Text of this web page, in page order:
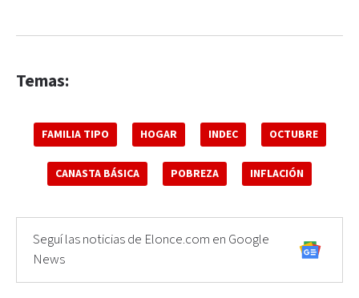
Temas:
FAMILIA TIPO HOGAR INDEC OCTUBRE
CANASTA BÁSICA POBREZA INFLACIÓN
Seguí las noticias de Elonce.com en Google
News